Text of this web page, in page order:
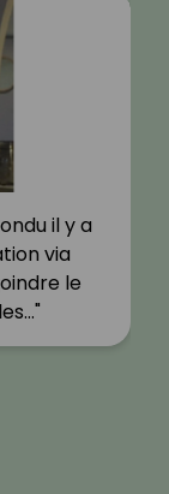
il y a
via
le